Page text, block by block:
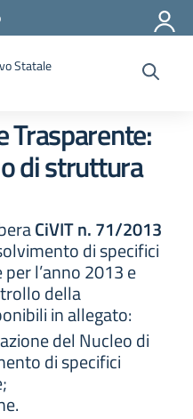
Statale
di struttura
CiVIT n. 71/2013
di specifici
l’anno 2013 e
della
in allegato:
del Nucleo di
di specifici